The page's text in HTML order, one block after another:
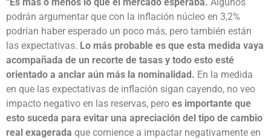
podrán argumentar que con la inflación núcleo en 3,2%
podrían haber esperado un poco más, pero también están
las expectativas. Lo más probable es que esta medida vaya
acompañada de un recorte de tasas y todo esto esté
orientado a anclar aún más la nominalidad. En la medida
en que las expectativas de inflación sigan cayendo, no veo
impacto negativo en las reservas, pero es importante que
esto suceda para evitar una apreciación del tipo de cambio
real exagerada que comience a impactar negativamente en